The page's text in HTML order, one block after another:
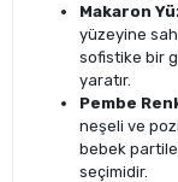
Makaron
yüzeyine
sofistike bir
yaratır.
Pembe
neşeli ve
bebek
seçimidir.